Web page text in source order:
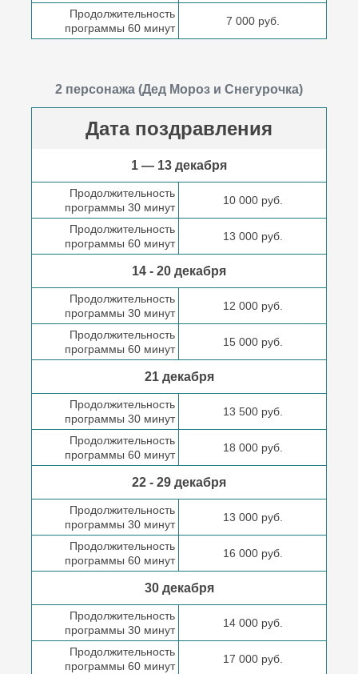
Продолжительность
программы 60 минут
7 000 руб.
2 персонажа (Дед Мороз и Снегурочка)
Дата поздравления
1 — 13 декабря
Продолжительность
программы 30 минут
10 000 руб.
Продолжительность
программы 60 минут
13 000 руб.
14 - 20 декабря
Продолжительность
программы 30 минут
12 000 руб.
Продолжительность
программы 60 минут
15 000 руб.
21 декабря
Продолжительность
программы 30 минут
13 500 руб.
Продолжительность
программы 60 минут
18 000 руб.
22 - 29 декабря
Продолжительность
программы 30 минут
13 000 руб.
Продолжительность
программы 60 минут
16 000 руб.
30 декабря
Продолжительность
программы 30 минут
14 000 руб.
Продолжительность
программы 60 минут
17 000 руб.